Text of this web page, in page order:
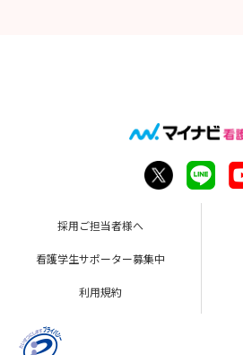
採用ご担当者様へ
看護学生サポーター募集中
利用規約